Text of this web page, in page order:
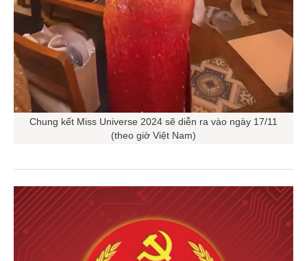
Chung kết Miss Universe 2024 sẽ diễn ra vào ngày 17/11
(theo giờ Việt Nam)